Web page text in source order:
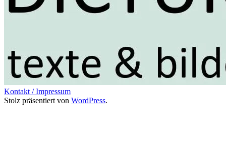
Kontakt / Impressum
Stolz präsentiert von WordPress.